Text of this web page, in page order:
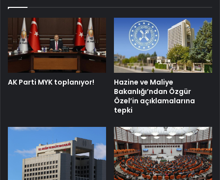
AK Parti MYK toplanıyor!
Hazine ve Maliye
Bakanlığı’ndan Özgür
Özel’in açıklamalarına
tepki